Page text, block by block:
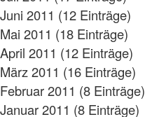
Juni 2011 (12 Einträge)
Mai 2011 (18 Einträge)
April 2011 (12 Einträge)
März 2011 (16 Einträge)
Februar 2011 (8 Einträge)
Januar 2011 (8 Einträge)